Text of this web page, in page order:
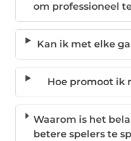
om professioneel
Kan ik met elke
Hoe promoot ik
Waarom is het
betere spelers te